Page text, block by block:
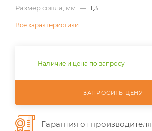
Размер сопла, мм — 1,3
Все характеристики
Наличие и цена по запросу
ЗАПРОСИТЬ ЦЕНУ
Гарантия от производителя